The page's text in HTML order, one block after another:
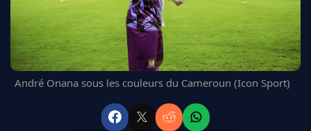
MANCHESTER UNITED
CHELSEA
ARSENAL
BAYERN
L'AVIS DE LA RÉDAC'
André Onana sous les couleurs du Cameroun (Icon Sport)